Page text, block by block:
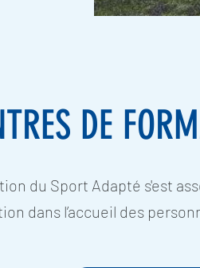
DE
du Sport Adapté s'est
dans l’accueil des